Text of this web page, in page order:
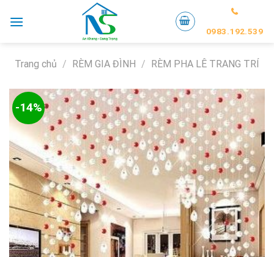
0983.192.539
Trang chủ / RÈM GIA ĐÌNH / RÈM PHA LÊ TRANG TRÍ
-14%